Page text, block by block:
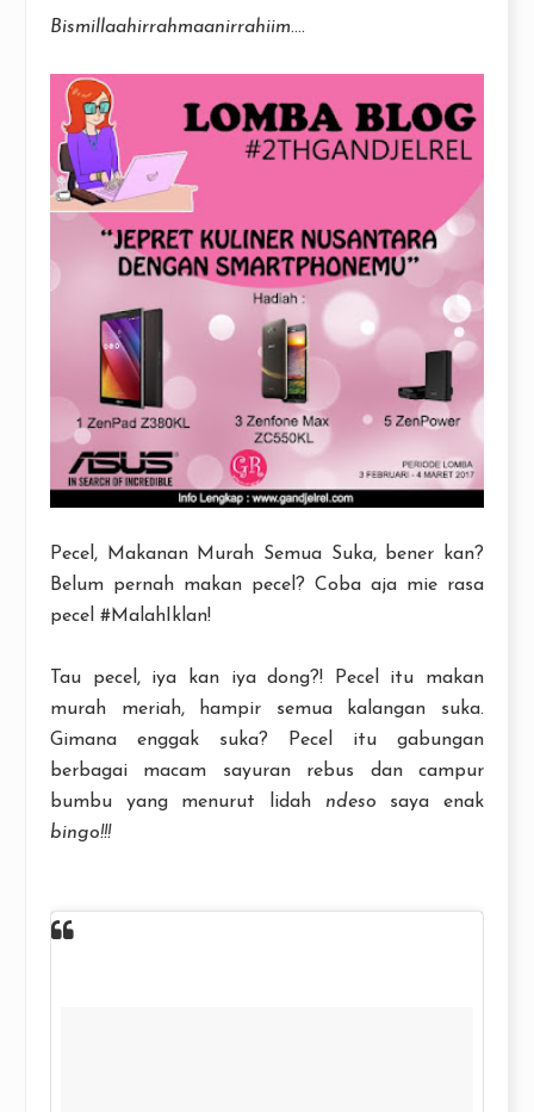
Bismillaahirrahmaanirrahiim....
Pecel, Makanan Murah Semua Suka, bener kan?
Belum pernah makan pecel? Coba aja mie rasa
pecel #MalahIklan!
Tau pecel, iya kan iya dong?! Pecel itu makan
murah meriah, hampir semua kalangan suka.
Gimana enggak suka? Pecel itu gabungan
berbagai macam sayuran rebus dan campur
bumbu yang menurut lidah ndeso saya enak
bingo!!!